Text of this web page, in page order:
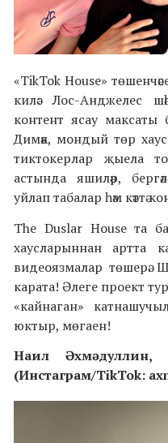
«TikTok House»
килә: Лос-Анджелес
контент ясау максаты
Димәк, мондый төр
тиктокерлар җыела
астында яшиләр,
уйлап табалар һәм кәттә
The Duslar House та
хаусларыннан артта
видеоязмалар төшерә.
карата! Әлеге проект
«кайнаган»
юктыр, мөгаен!
Наил
(Инстаграм/TikTok: